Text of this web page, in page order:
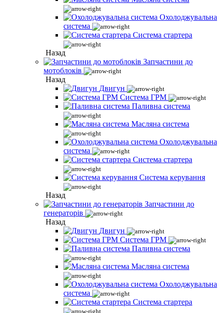
Охолоджувальна
система
Система стартера
Назад
Запчастини до
мотоблоків
Назад
Двигун
Система ГРМ
Паливна система
Масляна система
Охолоджувальна
система
Система стартера
Система керування
Назад
Запчастини до
генераторів
Назад
Двигун
Система ГРМ
Паливна система
Масляна система
Охолоджувальна
система
Система стартера